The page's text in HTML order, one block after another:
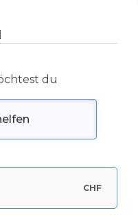
CHF
du